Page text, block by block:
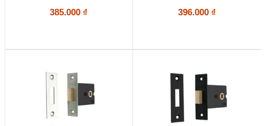
385.000 ₫ 396.000 ₫